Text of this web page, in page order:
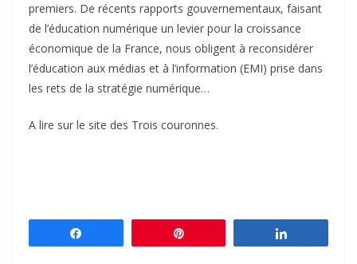
premiers. De récents rapports gouvernementaux, faisant
de l’éducation numérique un levier pour la croissance
économique de la France, nous obligent à reconsidérer
l’éducation aux médias et à l’information (EMI) prise dans
les rets de la stratégie numérique…
A lire sur le site des Trois couronnes.